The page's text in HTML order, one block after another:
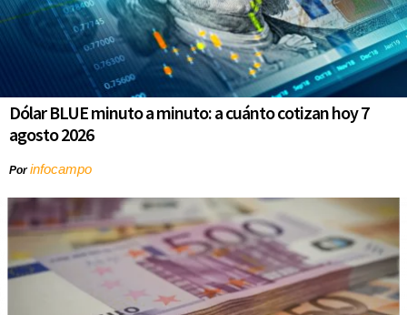
Dólar BLUE minuto a minuto: a cuánto cotizan hoy 7
agosto 2026
Porinfocampo